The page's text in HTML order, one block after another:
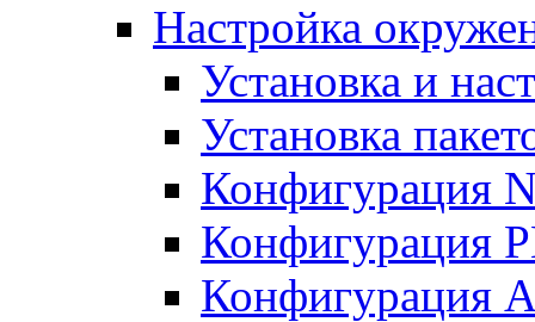
Настройка
Установка и
Установка
Конфигурация
Конфигурация
Конфигурация